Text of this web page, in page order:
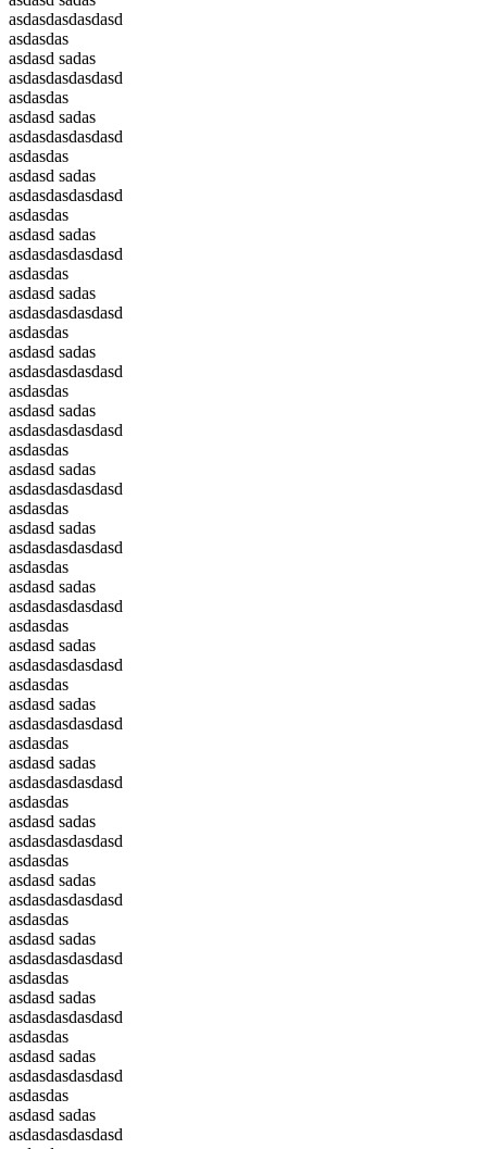
asdasdasdasdasd
asdasdas
asdasd sadas
asdasdasdasdasd
asdasdas
asdasd sadas
asdasdasdasdasd
asdasdas
asdasd sadas
asdasdasdasdasd
asdasdas
asdasd sadas
asdasdasdasdasd
asdasdas
asdasd sadas
asdasdasdasdasd
asdasdas
asdasd sadas
asdasdasdasdasd
asdasdas
asdasd sadas
asdasdasdasdasd
asdasdas
asdasd sadas
asdasdasdasdasd
asdasdas
asdasd sadas
asdasdasdasdasd
asdasdas
asdasd sadas
asdasdasdasdasd
asdasdas
asdasd sadas
asdasdasdasdasd
asdasdas
asdasd sadas
asdasdasdasdasd
asdasdas
asdasd sadas
asdasdasdasdasd
asdasdas
asdasd sadas
asdasdasdasdasd
asdasdas
asdasd sadas
asdasdasdasdasd
asdasdas
asdasd sadas
asdasdasdasdasd
asdasdas
asdasd sadas
asdasdasdasdasd
asdasdas
asdasd sadas
asdasdasdasdasd
asdasdas
asdasd sadas
asdasdasdasdasd